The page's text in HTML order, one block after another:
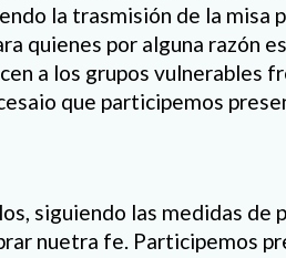
la trasmisión de la
quienes por alguna razón
a los grupos vulnerables
que participemos
siguiendo las medidas de
nuetra fe. Participemos